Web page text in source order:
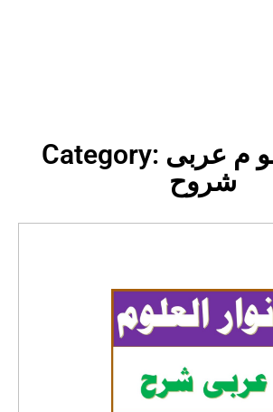
Category: سلم العلو م عربی
شروح